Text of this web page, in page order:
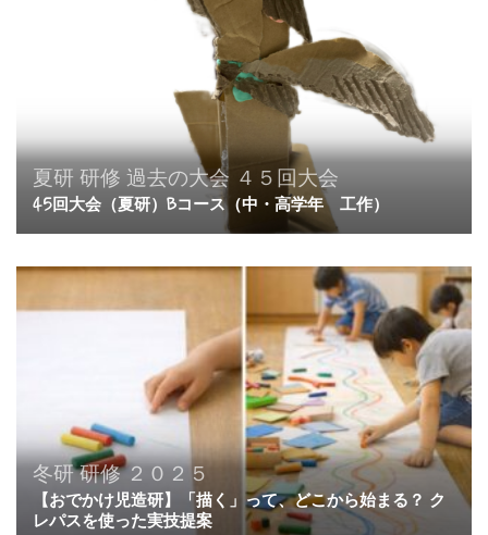
夏研 研修 過去の大会 ４５回大会
45回大会（夏研）Bコース（中・高学年 工作）
冬研 研修 ２０２５
【おでかけ児造研】「描く」って、どこから始まる？ ク
レパスを使った実技提案